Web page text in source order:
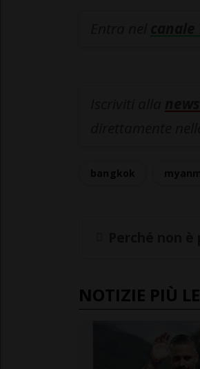
NOTIZIE PIÙ